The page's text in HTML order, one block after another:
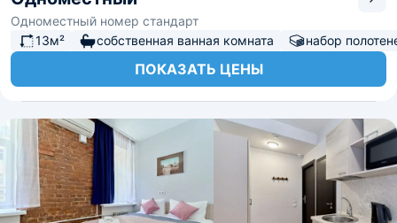
Одноместный номер стандарт
13м²
собственная ванная комната набор
ПОКАЗАТЬ ЦЕНЫ